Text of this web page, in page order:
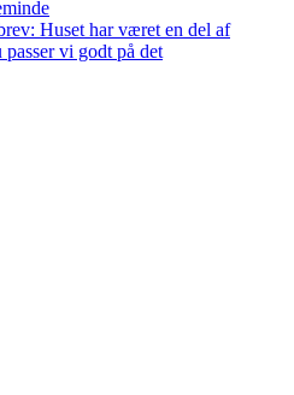
Huset har været en del af
vi godt på det